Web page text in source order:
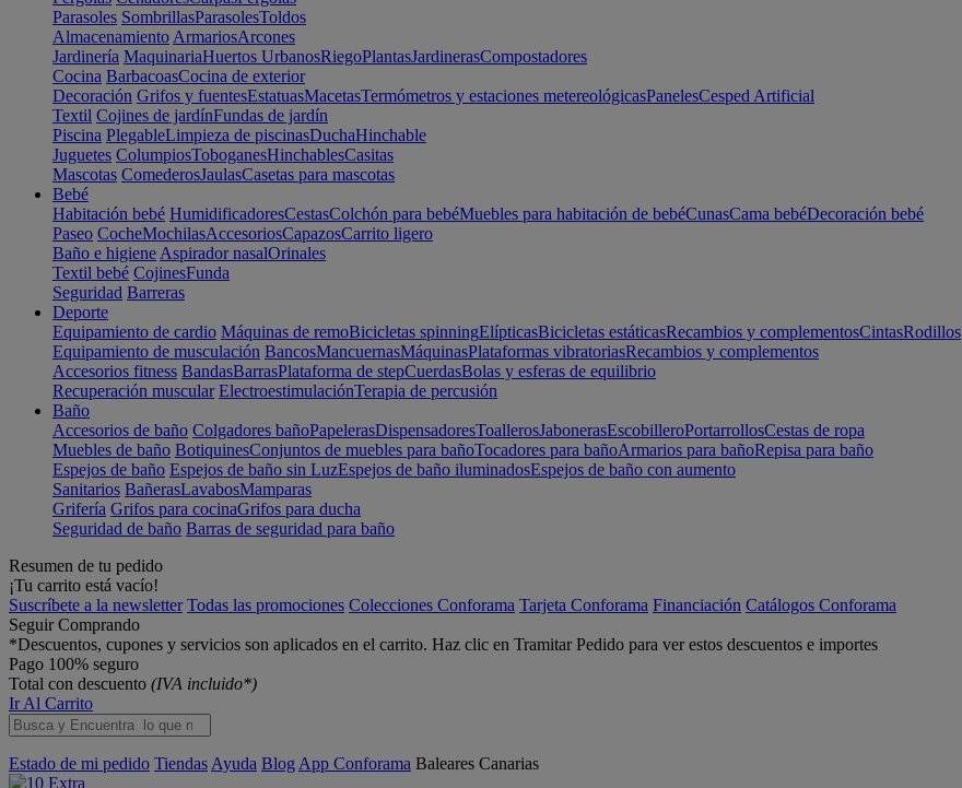
Parasoles SombrillasParasolesToldos
Almacenamiento ArmariosArcones
Jardinería MaquinariaHuertos UrbanosRiegoPlantasJardinerasCompostadores
Cocina BarbacoasCocina de exterior
Decoración Grifos y fuentesEstatuasMacetasTermómetros y estaciones metereológicasPanelesCesped Artificial
Textil Cojines de jardínFundas de jardín
Piscina PlegableLimpieza de piscinasDuchaHinchable
Juguetes ColumpiosToboganesHinchablesCasitas
Mascotas ComederosJaulasCasetas para mascotas
Bebé
Habitación bebé HumidificadoresCestasColchón para bebéMuebles para habitación de bebéCunasCama bebéDecoración bebé
Paseo CocheMochilasAccesoriosCapazosCarrito ligero
Baño e higiene Aspirador nasalOrinales
Textil bebé CojinesFunda
Seguridad Barreras
Deporte
Equipamiento de cardio Máquinas de remoBicicletas spinningElípticasBicicletas estáticasRecambios y complementosCintasRodillos
Equipamiento de musculación BancosMancuernasMáquinasPlataformas vibratoriasRecambios y complementos
Accesorios fitness BandasBarrasPlataforma de stepCuerdasBolas y esferas de equilibrio
Recuperación muscular ElectroestimulaciónTerapia de percusión
Baño
Accesorios de baño Colgadores bañoPapelerasDispensadoresToallerosJabonerasEscobilleroPortarrollosCestas de ropa
Muebles de baño BotiquinesConjuntos de muebles para bañoTocadores para bañoArmarios para bañoRepisa para baño
Espejos de baño Espejos de baño sin LuzEspejos de baño iluminadosEspejos de baño con aumento
Sanitarios BañerasLavabosMamparas
Grifería Grifos para cocinaGrifos para ducha
Seguridad de baño Barras de seguridad para baño
Resumen de tu pedido
¡Tu carrito está vacío!
Suscríbete a la newsletter Todas las promociones Colecciones Conforama Tarjeta Conforama Financiación Catálogos Conforama
Seguir Comprando
*Descuentos, cupones y servicios son aplicados en el carrito. Haz clic en Tramitar Pedido para ver estos descuentos e importes
Pago 100% seguro
Total con descuento (IVA incluido*)
Ir Al Carrito
Estado de mi pedido Tiendas Ayuda Blog App Conforama Baleares Canarias